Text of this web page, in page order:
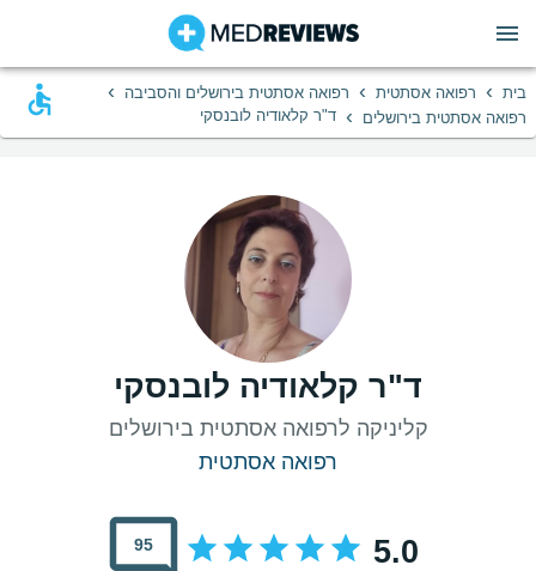
בית › רפואה אסתטית › רפואה אסתטית בירושלים והסביבה ›
רפואה אסתטית בירושלים › ד"ר קלאודיה לובנסקי
ד"ר קלאודיה לובנסקי
קליניקה לרפואה אסתטית בירושלים
רפואה אסתטית
5.0
95